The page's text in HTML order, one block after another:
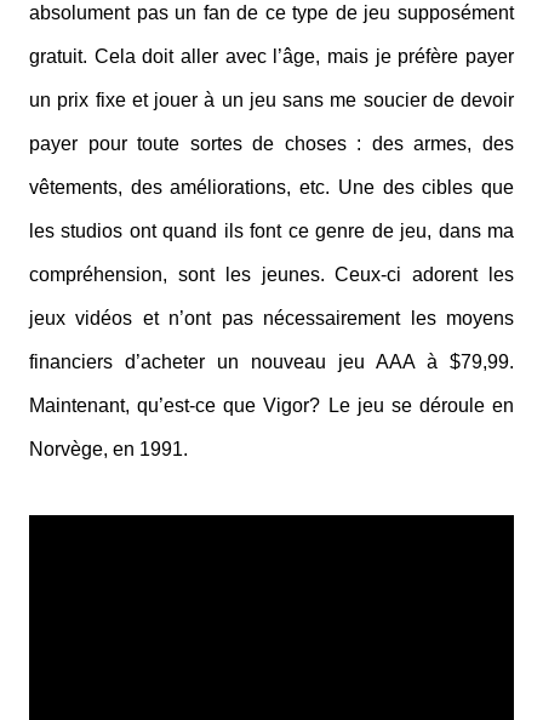
absolument pas un fan de ce type de jeu supposément
gratuit. Cela doit aller avec l’âge, mais je préfère payer
un prix fixe et jouer à un jeu sans me soucier de devoir
payer pour toute sortes de choses : des armes, des
vêtements, des améliorations, etc. Une des cibles que
les studios ont quand ils font ce genre de jeu, dans ma
compréhension, sont les jeunes. Ceux-ci adorent les
jeux vidéos et n’ont pas nécessairement les moyens
financiers d’acheter un nouveau jeu AAA à $79,99.
Maintenant, qu’est-ce que Vigor? Le jeu se déroule en
Norvège, en 1991.